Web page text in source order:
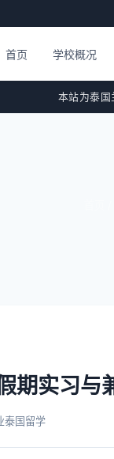
首页 学校概况
本站为泰
期实习与
泰国留学